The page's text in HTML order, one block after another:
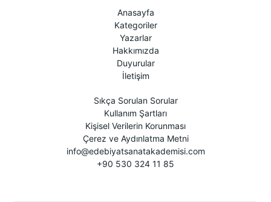
Anasayfa
Kategoriler
Yazarlar
Hakkımızda
Duyurular
İletişim
Sıkça Sorulan Sorular
Kullanım Şartları
Kişisel Verilerin Korunması
Çerez ve Aydınlatma Metni
info@edebiyatsanatakademisi.com
+90 530 324 11 85